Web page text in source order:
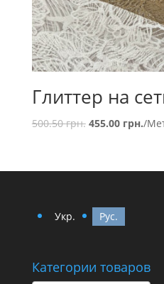
Глиттер на
500.50грн. 455.00 грн./
Укр. Рус.
Категории товаров